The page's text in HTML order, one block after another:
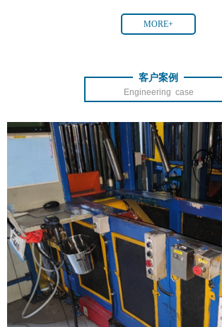
MORE+
客户案例
Engineering case